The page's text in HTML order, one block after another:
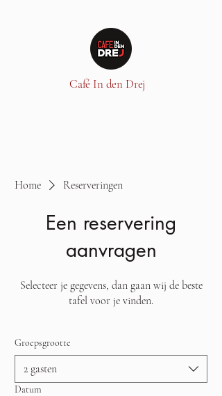
Café In den Drej
Home Reserveringen
Een reservering
aanvragen
Selecteer je gegevens, dan gaan wij de beste
tafel voor je vinden.
Groepsgrootte
2 gasten
Datum